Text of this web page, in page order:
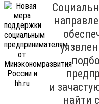
и
найти